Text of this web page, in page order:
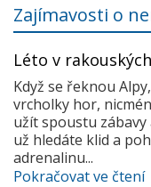
Zajímavosti o
Léto v
Když se řeknou
vrcholky hor,
užít spoustu
už hledáte klid a
adrenalinu...
Pokračovat ve čtení